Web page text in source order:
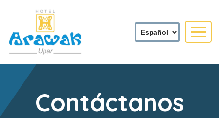
Contáctanos